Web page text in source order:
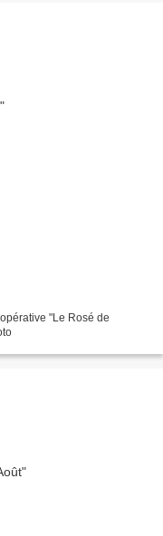
"Le Rosé de